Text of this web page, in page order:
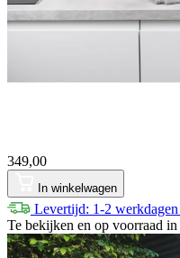
349,00
In winkelwagen
Levertijd: 1-2 werkdagen
Te bekijken en op voorraad in